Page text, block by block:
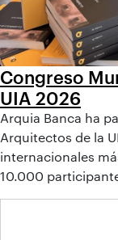
Congreso
UIA 2026
Arquia Banca ha
Arquitectos de la
internacionales
10.000